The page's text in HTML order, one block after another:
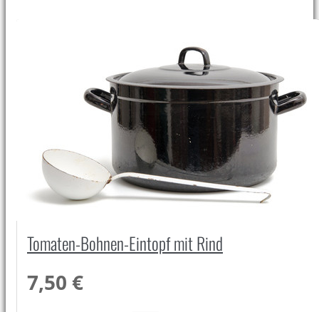
Tomaten-Bohnen-Eintopf mit Rind
7,50 €